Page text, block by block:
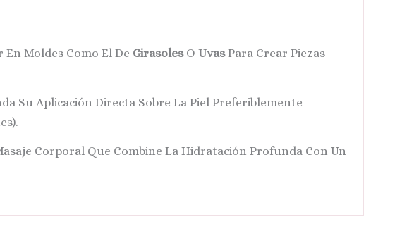
En Moldes Como El De GirasolesOUvasPara Crear Piezas
Su Aplicación Directa Sobre La Piel Preferiblemente
Corporal Que Combine La Hidratación Profunda Con Un